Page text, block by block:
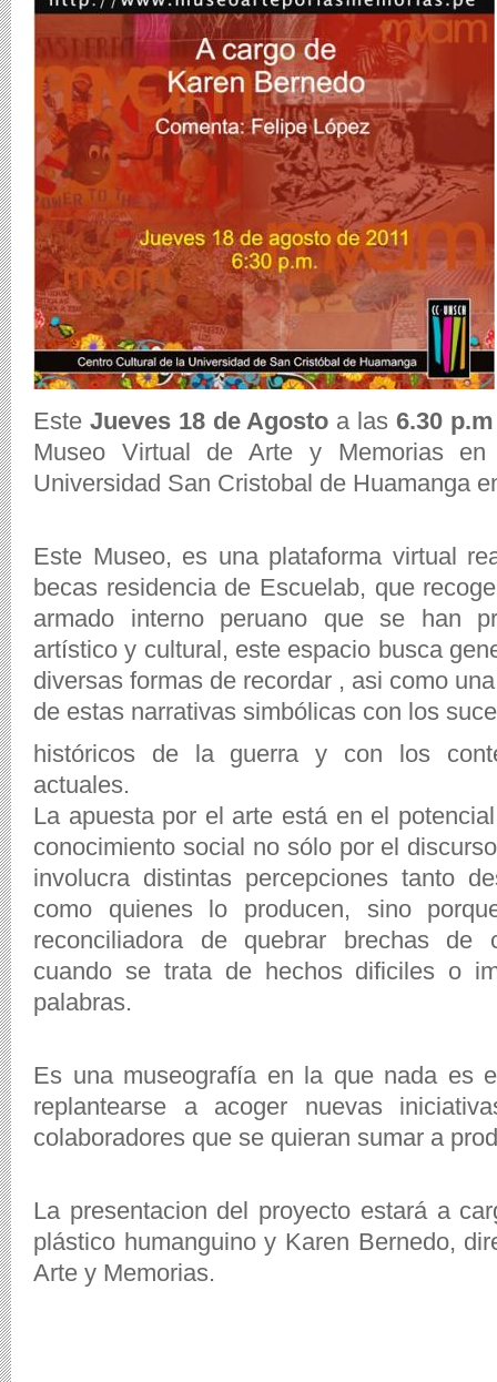
Este Jueves 18 de Agosto a las 6.30 p.m
Museo Virtual de Arte y Memorias
Universidad San Cristobal de Huamanga
Este Museo, es una plataforma virtual
becas residencia de Escuelab, que
armado interno peruano que se han
artístico y cultural, este espacio busca
diversas formas de recordar , asi como
de estas narrativas simbólicas con los
históricos de la guerra y con los
actuales.
La apuesta por el arte está en el
conocimiento social no sólo por el
involucra distintas percepciones tanto
como quienes lo producen, sino
reconciliadora de quebrar brechas de
cuando se trata de hechos dificiles o
palabras.
Es una museografía en la que nada es
replantearse a acoger nuevas
colaboradores que se quieran sumar a
La presentacion del proyecto estará a
plástico humanguino y Karen Bernedo,
Arte y Memorias.